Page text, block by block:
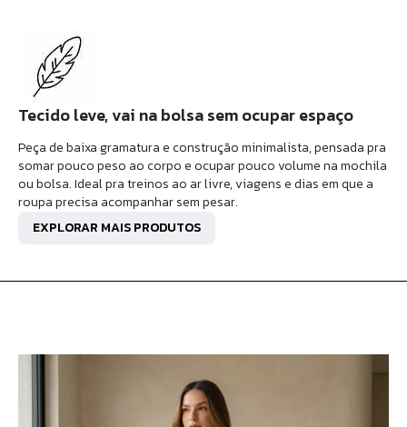
Tecido leve, vai na bolsa sem ocupar espaço
Peça de baixa gramatura e construção minimalista, pensada pra
somar pouco peso ao corpo e ocupar pouco volume na mochila
ou bolsa. Ideal pra treinos ao ar livre, viagens e dias em que a
roupa precisa acompanhar sem pesar.
EXPLORAR MAIS PRODUTOS